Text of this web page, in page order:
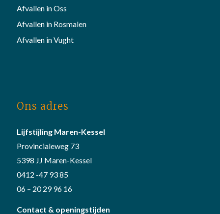
Afvallen in Oss
Afvallen in Rosmalen
Afvallen in Vught
Ons adres
Lijfstijling Maren-Kessel
Provincialeweg 73
5398 JJ Maren-Kessel
0412 -47 93 85
06 – 20 29 96 16
Contact & openingstijden